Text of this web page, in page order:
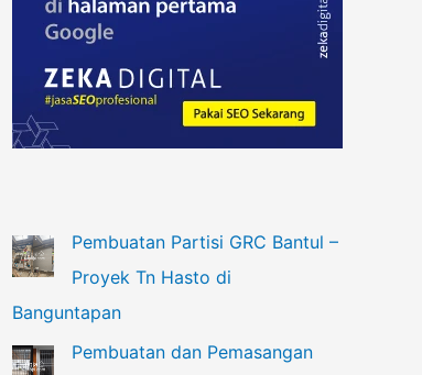
Pembuatan Partisi GRC Bantul –
Proyek Tn Hasto di
Banguntapan
Pembuatan dan Pemasangan